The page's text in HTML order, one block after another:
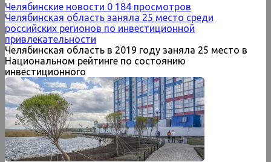
Челябинские новости 0 184 просмотров
Челябинская область заняла 25 место среди
российских регионов по инвестиционной
привлекательности
Челябинская область в 2019 году заняла 25 место в
Национальном рейтинге по состоянию
инвестиционного